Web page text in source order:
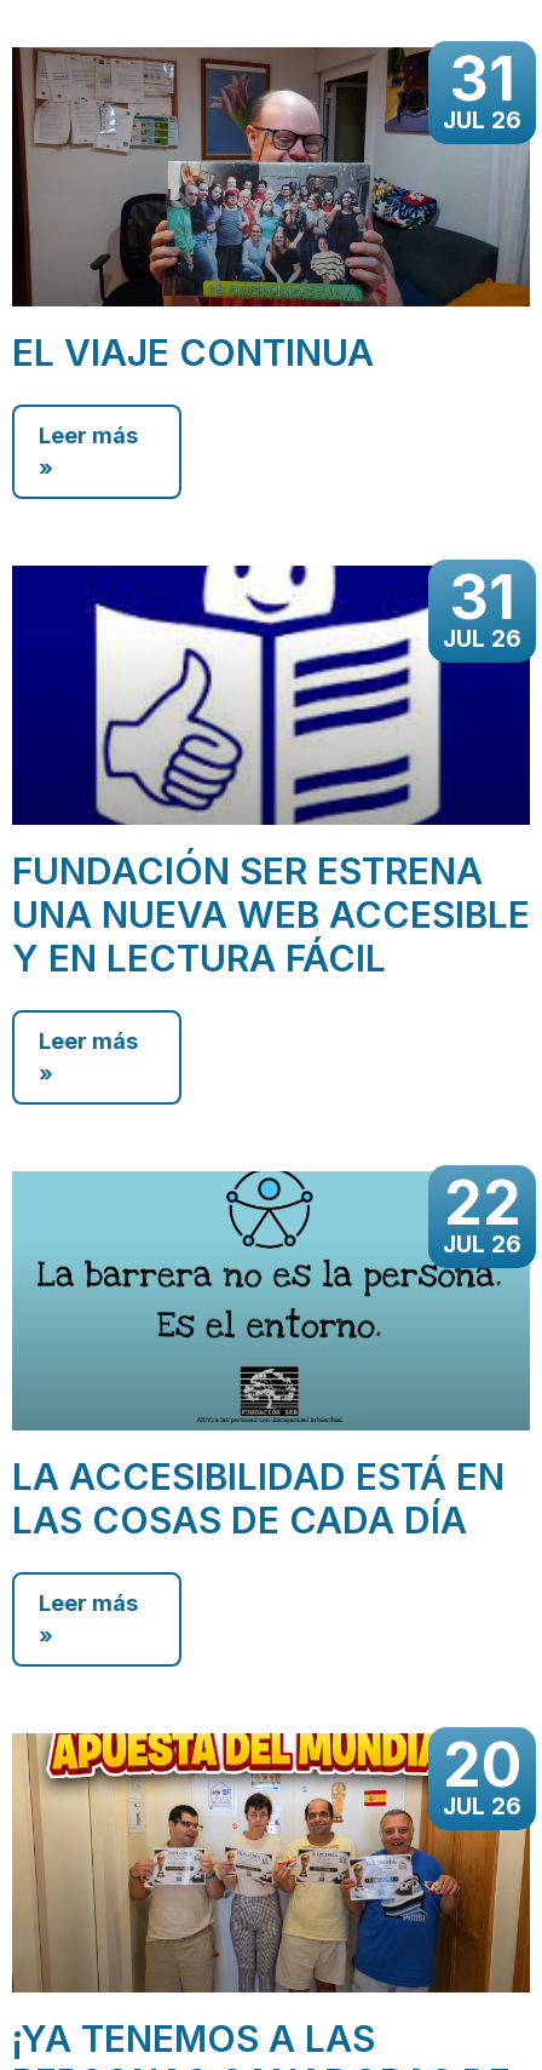
31
JUL 26
EL VIAJE CONTINUA
Leer más
»
31
JUL 26
FUNDACIÓN SER ESTRENA
UNA NUEVA WEB ACCESIBLE
Y EN LECTURA FÁCIL
Leer más
»
22
JUL 26
LA ACCESIBILIDAD ESTÁ EN
LAS COSAS DE CADA DÍA
Leer más
»
20
JUL 26
¡YA TENEMOS A LAS